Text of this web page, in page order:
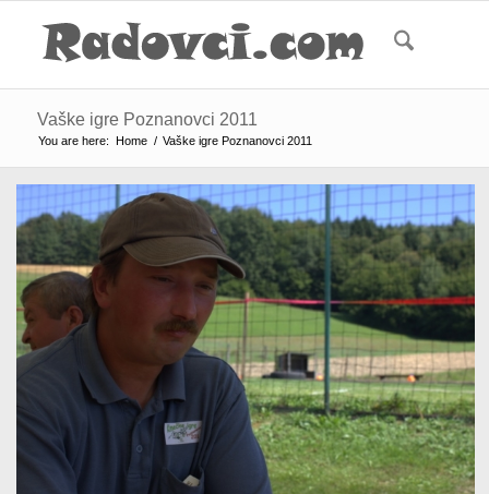
Vaške igre Poznanovci 2011
You are here: Home / Vaške igre Poznanovci 2011